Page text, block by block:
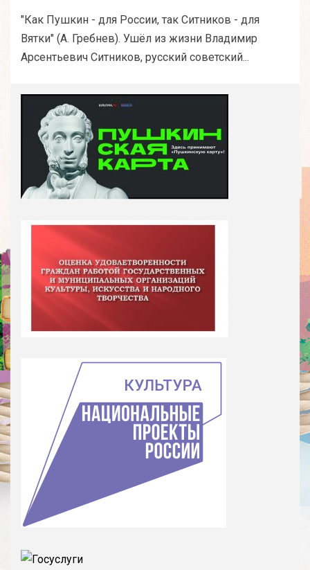
"Как Пушкин - для России, так Ситников - для
Вятки" (А. Гребнев). Ушёл из жизни Владимир
Арсентьевич Ситников, русский советский...